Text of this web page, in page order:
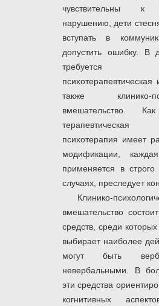
чувствительны к
нарушению, дети
вступать в
допустить ошибку. В
требуется
психотерапевтическая
также клинико-
вмешательство.
психотерапия имеет
модификации,
применяется в
случаях, преследует
Клинико-
вмешательство
средств, среди
выбирает наиболее
могут быть
невербальными. В
эти средства
когнитивных